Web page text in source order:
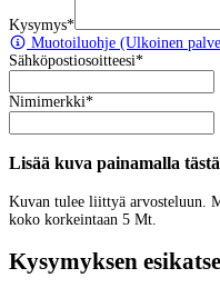
Kysymys*
Muotoiluohje (Ulkoinen
Sähköpostiosoitteesi*
Nimimerkki*
Lisää kuva painamalla
Kuvan tulee liittyä arvosteluun.
koko korkeintaan 5 Mt.
Kysymyksen